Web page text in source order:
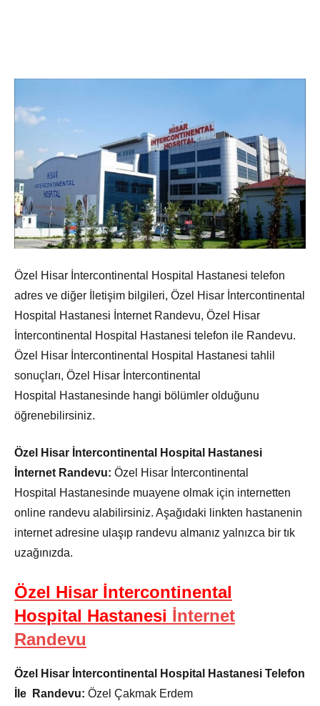
Özel Hisar İntercontinental Hospital Hastanesi telefon
adres ve diğer İletişim bilgileri, Özel Hisar İntercontinental
Hospital Hastanesi İnternet Randevu, Özel Hisar
İntercontinental Hospital Hastanesi telefon ile Randevu.
Özel Hisar İntercontinental Hospital Hastanesi tahlil
sonuçları, Özel Hisar İntercontinental
Hospital Hastanesinde hangi bölümler olduğunu
öğrenebilirsiniz.
Özel Hisar İntercontinental Hospital Hastanesi
İnternet Randevu: Özel Hisar İntercontinental
Hospital Hastanesinde muayene olmak için internetten
online randevu alabilirsiniz. Aşağıdaki linkten hastanenin
internet adresine ulaşıp randevu almanız yalnızca bir tık
uzağınızda.
Özel Hisar İntercontinental
Hospital Hastanesi İnternet
Randevu
Özel Hisar İntercontinental Hospital Hastanesi Telefon
İle Randevu: Özel Çakmak Erdem